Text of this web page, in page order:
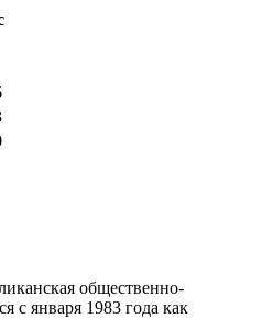
общественно-
с января 1983 года как